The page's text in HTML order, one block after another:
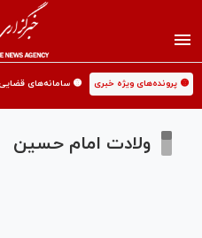
🟡 پرونده‌های ویژه خبری 🟡 سامانه‌های
ولادت امام حسین